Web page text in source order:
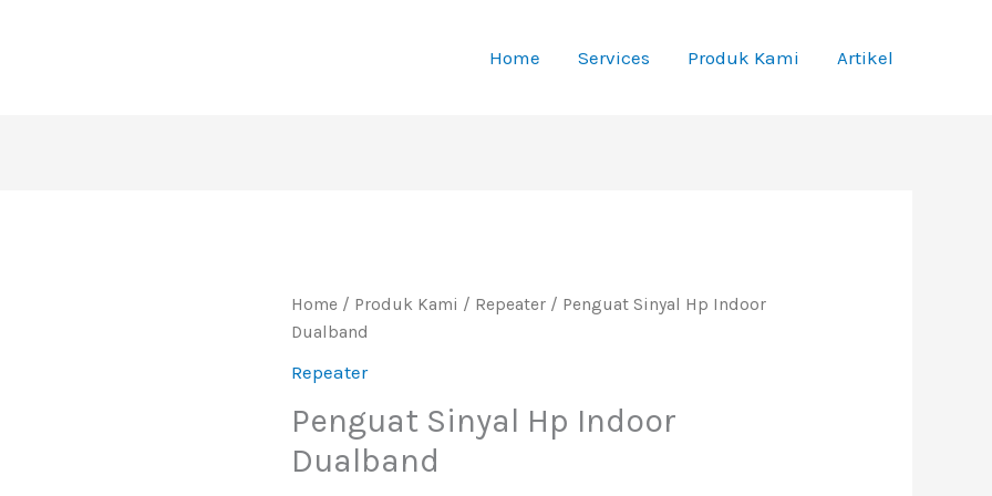
Home Services Produk Kami Artikel
Home / Produk Kami / Repeater/ Penguat Sinyal Hp Indoor
Dualband
Repeater
Penguat Sinyal Hp Indoor
Dualband